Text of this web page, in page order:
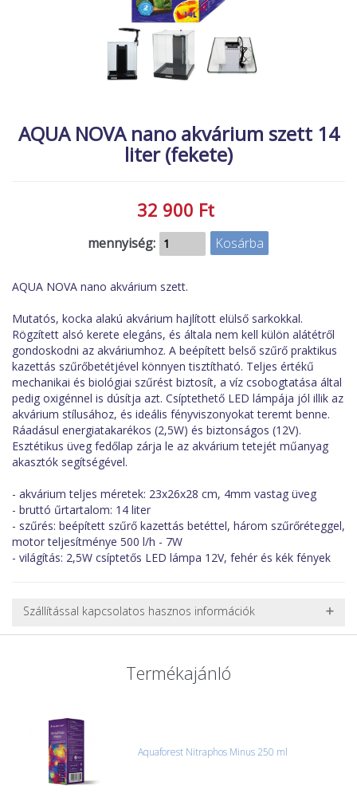
ÉLŐ ÉDESVÍZI
ÉLŐ TENGERI
NÖVÉNYEK
AQUA NOVA nano akvárium szett 14
liter (fekete)
32 900 Ft
mennyiség:
AQUA NOVA nano akvárium szett.
Mutatós, kocka alakú akvárium hajlított elülső sarkokkal.
Rögzített alsó kerete elegáns, és általa nem kell külön alátétről
gondoskodni az akváriumhoz. A beépített belső szűrő praktikus
kazettás szűrőbetétjével könnyen tisztítható. Teljes értékű
mechanikai és biológiai szűrést biztosít, a víz csobogtatása által
pedig oxigénnel is dúsítja azt. Csíptethető LED lámpája jól illik az
akvárium stílusához, és ideális fényviszonyokat teremt benne.
Ráadásul energiatakarékos (2,5W) és biztonságos (12V).
Esztétikus üveg fedőlap zárja le az akvárium tetejét műanyag
akasztók segítségével.
- akvárium teljes méretek: 23x26x28 cm, 4mm vastag üveg
- bruttó űrtartalom: 14 liter
- szűrés: beépített szűrő kazettás betéttel, három szűrőréteggel,
motor teljesítménye 500 l/h - 7W
- világítás: 2,5W csíptetős LED lámpa 12V, fehér és kék fények
Szállítással kapcsolatos hasznos információk
van lehetőség, ezért nagy vagy nehéz termékeknél (pl. nagy
akváriumok, bútorok, stb.) egyedi szállítási ajánlatot adunk.
vagy saját teherautóval oldjuk meg. Minden rendelés egyedi,
úgyhogy előre egyeztetni kell mindenképpen.
CSOMAG ÁTVÉTELE
Amennyiben a csomag átvételekor sérülést, folyadékot vagy
Termékajánló
Aquaforest Nitraphos Minus 250 ml